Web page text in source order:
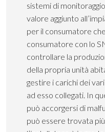
sistemi di
valore aggiunto
per il consumatore
consumatore con lo
controllare la
della propria unità
gestire i carichi dei
ad esso collegati. In
può accorgersi di
può essere trovata